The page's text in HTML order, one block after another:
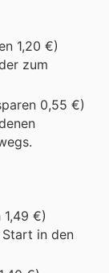
1,20 €)
zum
0,55 €)
€)
in den